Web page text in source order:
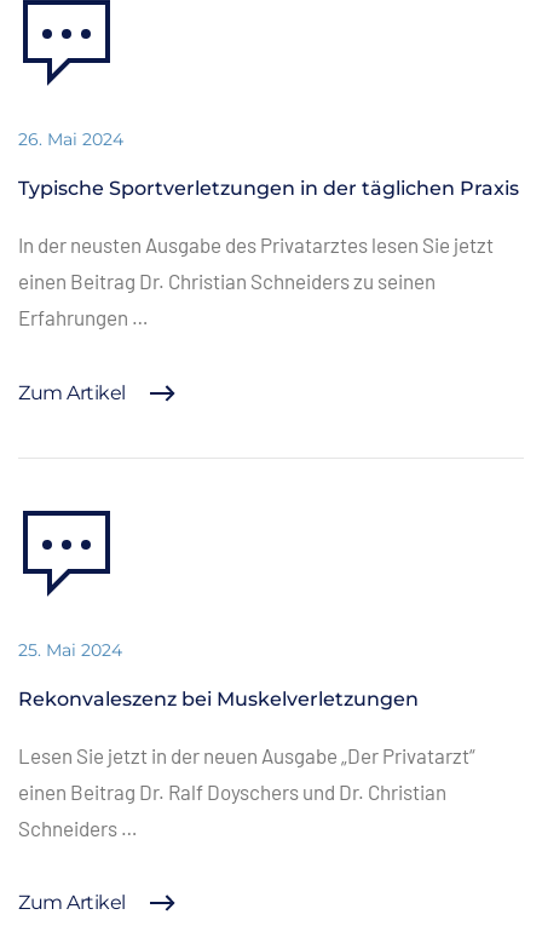
26. Mai 2024
Typische Sportverletzungen in der täglichen Praxis
In der neusten Ausgabe des Privatarztes lesen Sie jetzt
einen Beitrag Dr. Christian Schneiders zu seinen
Erfahrungen …
Zum Artikel
25. Mai 2024
Rekonvaleszenz bei Muskelverletzungen
Lesen Sie jetzt in der neuen Ausgabe „Der Privatarzt“
einen Beitrag Dr. Ralf Doyschers und Dr. Christian
Schneiders …
Zum Artikel